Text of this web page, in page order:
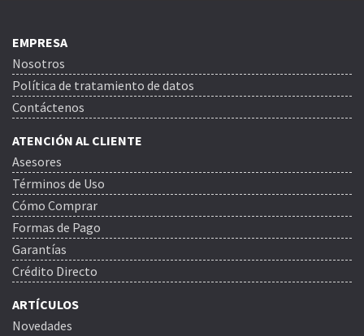
EMPRESA
Nosotros
Política de tratamiento de datos
Contáctenos
ATENCIÓN AL CLIENTE
Asesores
Términos de Uso
Cómo Comprar
Formas de Pago
Garantías
Crédito Directo
ARTÍCULOS
Novedades